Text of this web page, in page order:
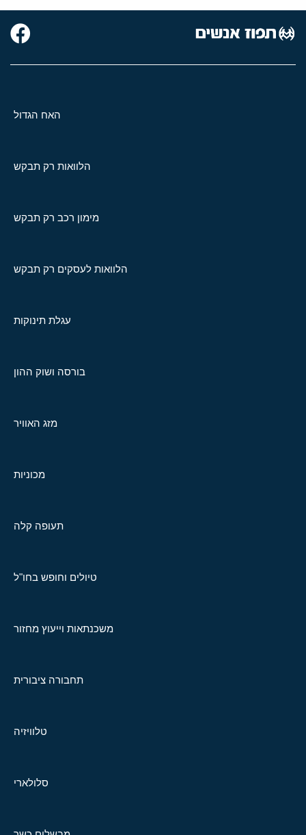
האח הגדול
הלוואות רק תבקש
מימון רכב רק תבקש
הלוואות לעסקים רק תבקש
עגלת תינוקות
בורסה ושוק ההון
מזג האוויר
מכוניות
תעופה קלה
טיולים וחופש בחו"ל
משכנתאות וייעוץ מחזור
תחבורה ציבורית
טלוויזיה
סלולארי